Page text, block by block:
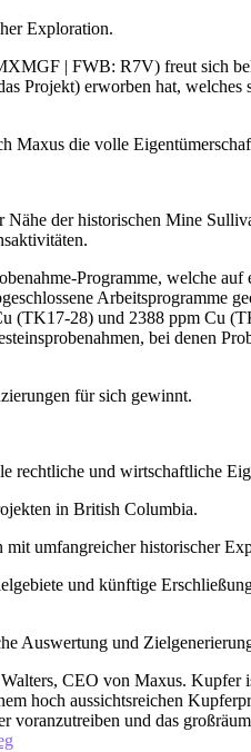
Exploration.
| FWB: R7V) freut sich
Projekt) erworben hat,
die volle
der historischen Mine
Programme, welche
Arbeitsprogramme
(TK17-28) und 2388 ppm Cu
bei denen
für sich gewinnt.
und wirtschaftliche
in British Columbia.
umfangreicher historischer
und künftige
Auswertung und
CEO von Maxus.
hoch aussichtsreichen
und das